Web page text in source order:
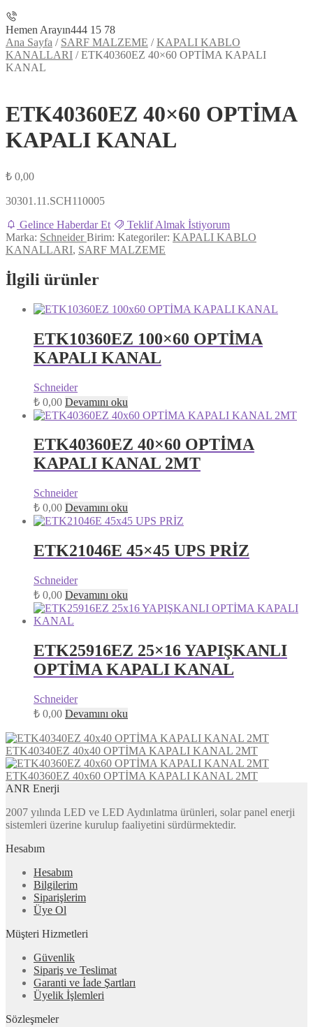
Hemen Arayın444 15 78
Ana Sayfa / SARF MALZEME /KAPALI KABLO
KANALLARI /ETK40360EZ 40×60 OPTİMA KAPALI
KANAL
ETK40360EZ 40×60 OPTİMA
KAPALI KANAL
₺ 0,00
30301.11.SCH110005
Gelince Haberdar Et
Teklif Almak İstiyorum
Marka: SchneiderBirim: Kategoriler: KAPALI KABLO
KANALLARI, SARF MALZEME
İlgili ürünler
ETK10360EZ 100×60 OPTİMA
KAPALI KANAL
Schneider
₺ 0,00 Devamını oku
ETK40360EZ 40×60 OPTİMA
KAPALI KANAL 2MT
Schneider
₺ 0,00 Devamını oku
ETK21046E 45×45 UPS PRİZ
Schneider
₺ 0,00 Devamını oku
ETK25916EZ 25×16 YAPIŞKANLI
OPTİMA KAPALI KANAL
Schneider
₺ 0,00 Devamını oku
ETK40340EZ 40x40 OPTİMA KAPALI KANAL 2MT
ETK40360EZ 40x60 OPTİMA KAPALI KANAL 2MT
ANR Enerji
2007 yılında LED ve LED Aydınlatma ürünleri, solar panel enerji
sistemleri üzerine kurulup faaliyetini sürdürmektedir.
Hesabım
Hesabım
Bilgilerim
Siparişlerim
Üye Ol
Müşteri Hizmetleri
Güvenlik
Sipariş ve Teslimat
Garanti ve İade Şartları
Üyelik İşlemleri
Sözleşmeler